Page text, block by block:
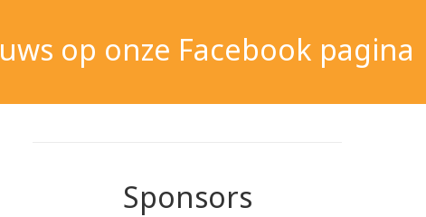
op onze Facebook pagina
Sponsors